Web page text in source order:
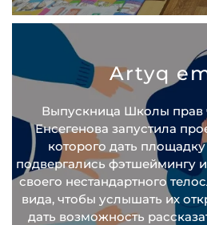
Artyq
Выпускница Школы прав
Енсегенова запустила
которого дать
подвергались фэтшеймингу
своего нестандартного
вида, чтобы услышать их
дать возможность